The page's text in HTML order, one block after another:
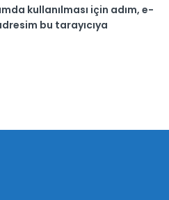
kullanılması için adım, e-
bu tarayıcıya